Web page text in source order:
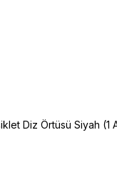
Diz Örtüsü Siyah